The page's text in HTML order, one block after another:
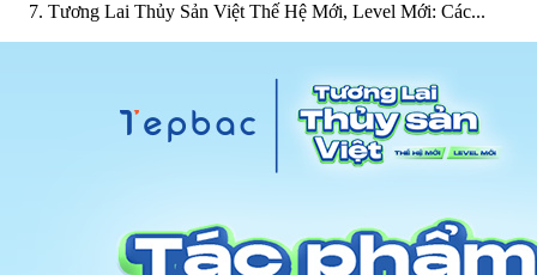
Tương Lai Thủy Sản Việt Thế Hệ Mới, Level Mới: Các...